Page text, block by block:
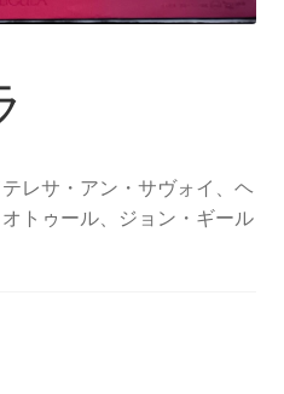
レサ・アン・サヴォイ、ヘ
トゥール、ジョン・ギール